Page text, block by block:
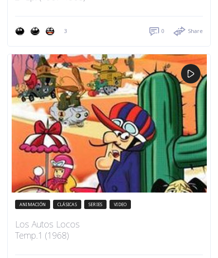
3 0 Share
ANIMACIÓN CLÁSICAS SERIES VIDEO
Los Autos Locos
Temp.1 (1968)